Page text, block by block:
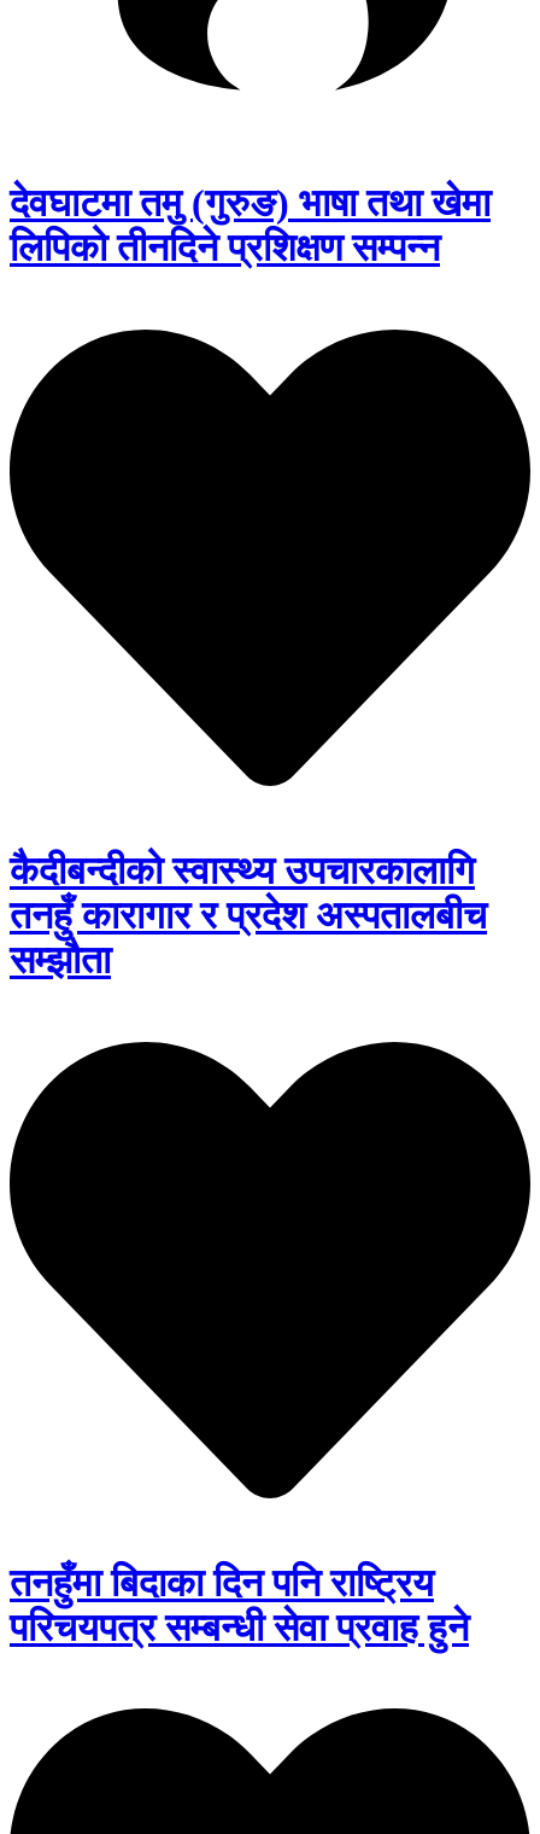
देवघाटमा तमु (गुरुङ) भाषा तथा खेमा
लिपिको तीनदिने प्रशिक्षण सम्पन्न
कैदीबन्दीको स्वास्थ्य उपचारकालागि
तनहुँ कारागार र प्रदेश अस्पतालबीच
सम्झौता
तनहुँमा बिदाका दिन पनि राष्ट्रिय
परिचयपत्र सम्बन्धी सेवा प्रवाह हुने